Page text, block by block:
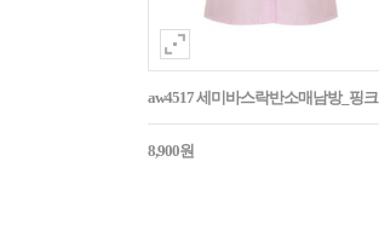
aw4517 세미바스락반소매남방_핑크
8,900원